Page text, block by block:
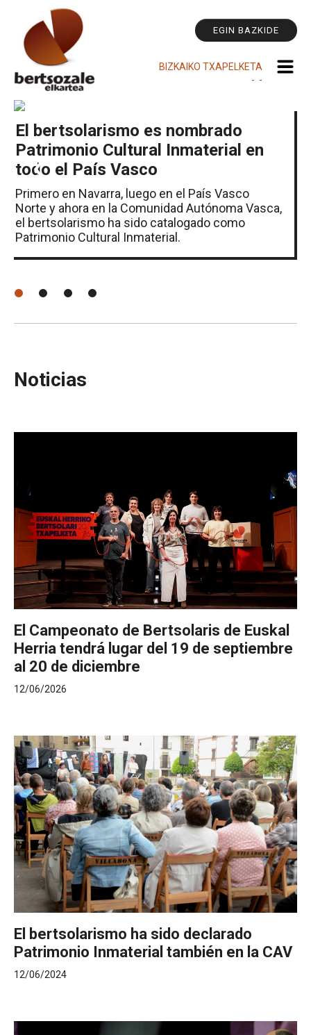
Cambiar
contenido.
Saltar
navegación
EGIN BAZKIDE
BIZKAIKO TXAPELKETA
- -
El bertsolarismo es nombrado
Patrimonio Cultural Inmaterial en
todo el País Vasco
Primero en Navarra, luego en el País Vasco
Norte y ahora en la Comunidad Autónoma Vasca,
el bertsolarismo ha sido catalogado como
Patrimonio Cultural Inmaterial.
‹
Noticias
El Campeonato de Bertsolaris de Euskal
Herria tendrá lugar del 19 de septiembre
al 20 de diciembre
12/06/2026
El bertsolarismo ha sido declarado
Patrimonio Inmaterial también en la CAV
12/06/2024